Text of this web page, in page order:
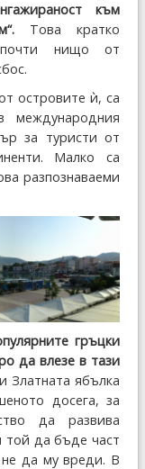
към
Това кратко
нищо от
островите ѝ, са
международния
за туристи от
Малко са
разпознаваеми
гръцки
да влезе в тази
Златната ябълка
досега, за
да развива
той да бъде част
не да му вреди. В